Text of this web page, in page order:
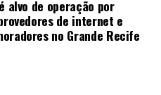
alvo de operação por
de internet e
no Grande Recife